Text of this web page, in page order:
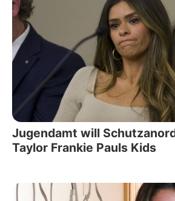
Jugendamt will
Taylor Frankie Pauls Kids